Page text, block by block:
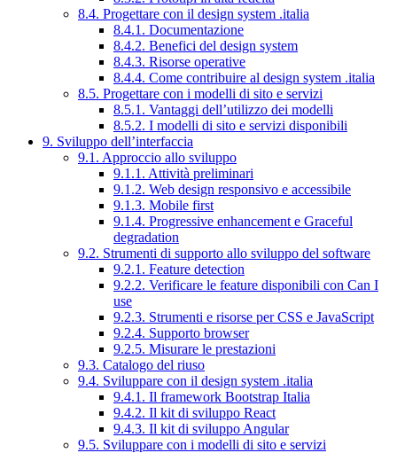
8.4. Progettare con il design system .italia
8.4.1. Documentazione
8.4.2. Benefici del design system
8.4.3. Risorse operative
8.4.4. Come contribuire al design system .italia
8.5. Progettare con i modelli di sito e servizi
8.5.1. Vantaggi dell’utilizzo dei modelli
8.5.2. I modelli di sito e servizi disponibili
9. Sviluppo dell’interfaccia
9.1. Approccio allo sviluppo
9.1.1. Attività preliminari
9.1.2. Web design responsivo e accessibile
9.1.3. Mobile first
9.1.4. Progressive enhancement e Graceful
degradation
9.2. Strumenti di supporto allo sviluppo del software
9.2.1. Feature detection
9.2.2. Verificare le feature disponibili con Can I
use
9.2.3. Strumenti e risorse per CSS e JavaScript
9.2.4. Supporto browser
9.2.5. Misurare le prestazioni
9.3. Catalogo del riuso
9.4. Sviluppare con il design system .italia
9.4.1. Il framework Bootstrap Italia
9.4.2. Il kit di sviluppo React
9.4.3. Il kit di sviluppo Angular
9.5. Sviluppare con i modelli di sito e servizi